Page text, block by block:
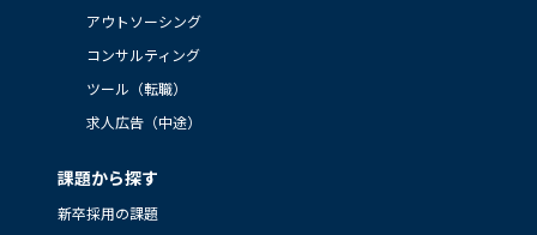
アウトソーシング
コンサルティング
ツール（転職）
求人広告（中途）
課題から探す
新卒採用の課題